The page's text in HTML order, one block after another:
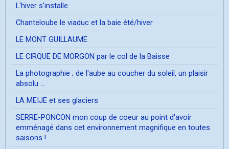
L'hiver s'installe
Chanteloube le viaduc et la baie été/hiver
LE MONT GUILLAUME
LE CIRQUE DE MORGON par le col de la Baisse
La photographie ; de l'aube au coucher du soleil, un plaisir
absolu ...
LA MEIJE et ses glaciers
SERRE-PONCON mon coup de coeur au point d'avoir
emménagé dans cet environnement magnifique en toutes
saisons !